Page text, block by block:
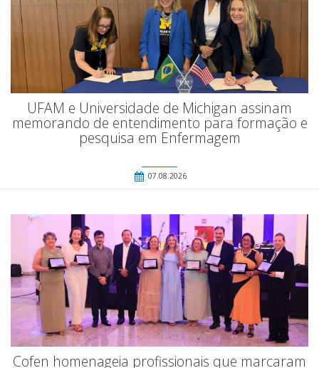
UFAM e Universidade de Michigan assinam
memorando de entendimento para formação e
pesquisa em Enfermagem
07.08.2026
Cofen homenageia profissionais que marcaram